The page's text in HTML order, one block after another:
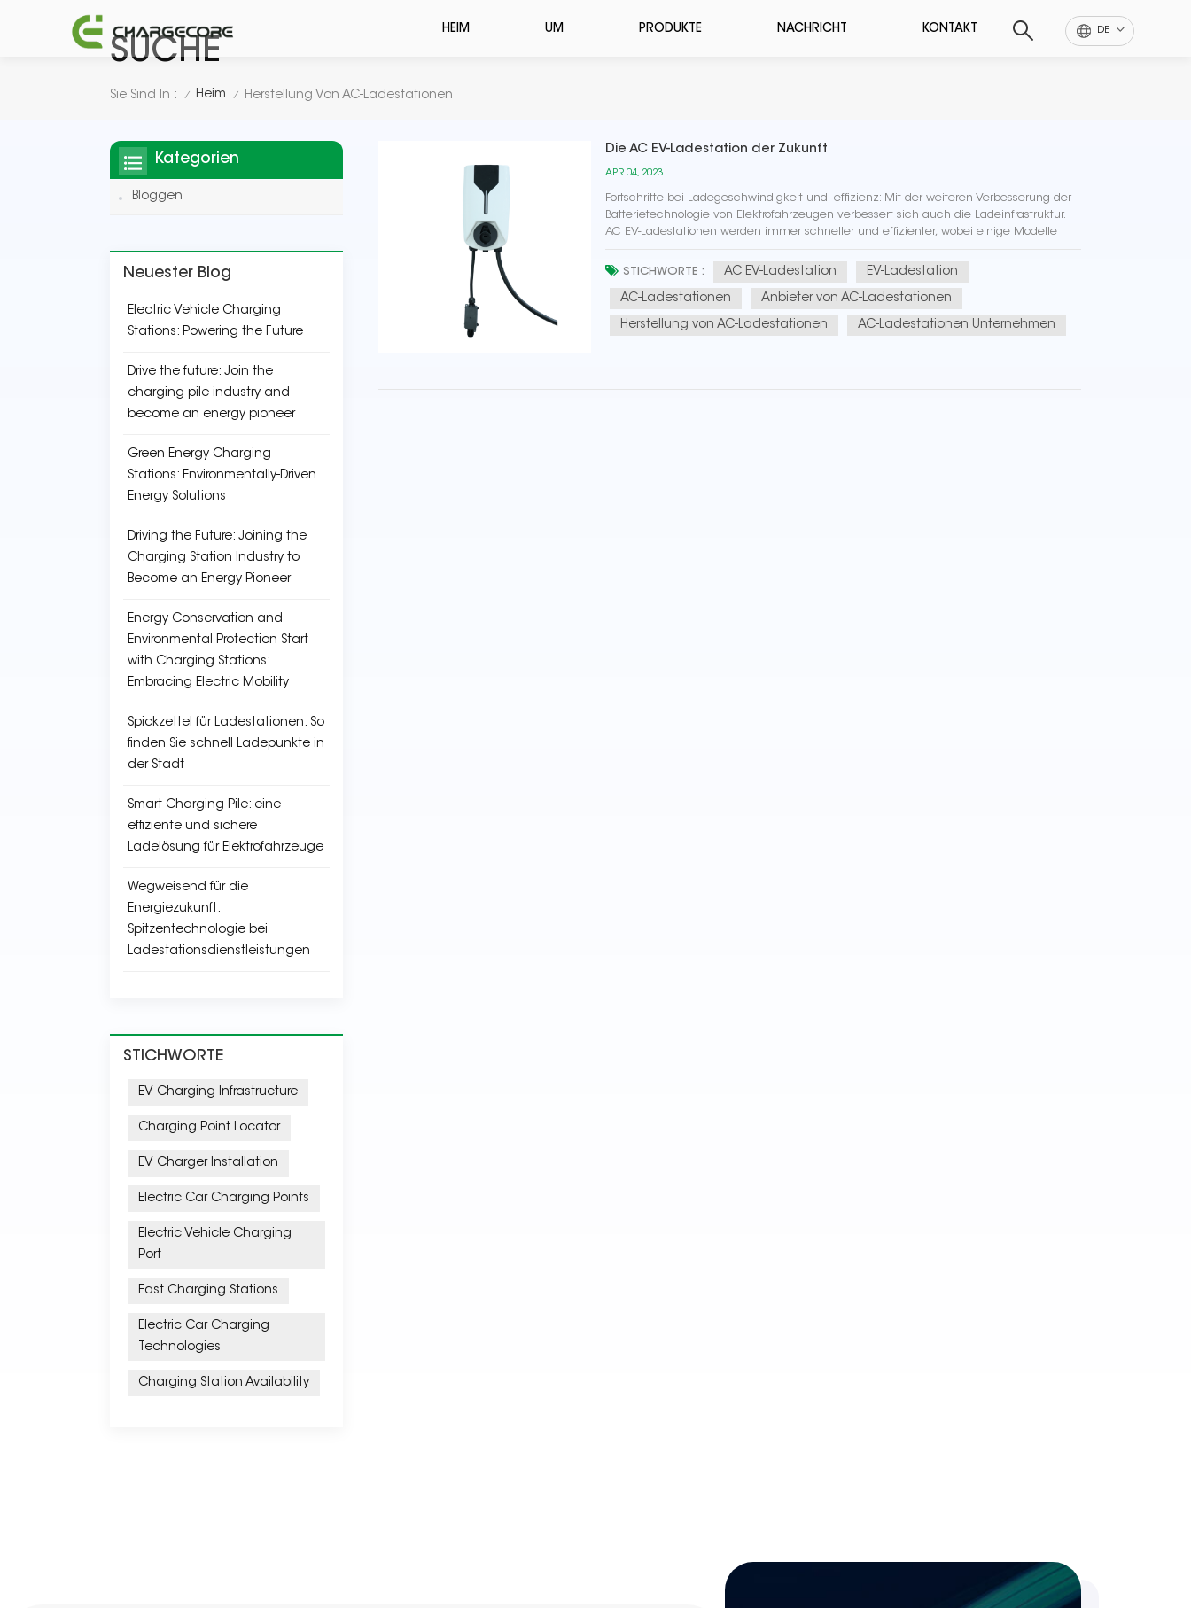
DE
HEIM UM PRODUKTE NACHRICHT KONTAKT
SUCHE
Sie Sind In : / Heim / Herstellung Von AC-Ladestationen
Die AC EV-Ladestation der Zukunft
APR 04, 2023
Fortschritte bei Ladegeschwindigkeit und -effizienz: Mit der weiteren Verbesserung der
Batterietechnologie von Elektrofahrzeugen verbessert sich auch die Ladeinfrastruktur.
AC EV-Ladestationen werden immer schneller und effizienter, wobei einige Modelle
eine Leistung von bis zu 43 kW liefern können...
STICHWORTE : AC EV-Ladestation EV-Ladestation
AC-Ladestationen Anbieter von AC-Ladestationen
Herstellung von AC-Ladestationen AC-Ladestationen Unternehmen
Kategorien
Bloggen
Neuester Blog
Electric Vehicle Charging
Stations: Powering the Future
Drive the future: Join the
charging pile industry and
become an energy pioneer
Green Energy Charging
Stations: Environmentally-Driven
Energy Solutions
Driving the Future: Joining the
Charging Station Industry to
Become an Energy Pioneer
Energy Conservation and
Environmental Protection Start
with Charging Stations:
Embracing Electric Mobility
Spickzettel für Ladestationen: So
finden Sie schnell Ladepunkte in
der Stadt
Smart Charging Pile: eine
effiziente und sichere
Ladelösung für Elektrofahrzeuge
Wegweisend für die
Energiezukunft:
Spitzentechnologie bei
Ladestationsdienstleistungen
STICHWORTE
EV Charging Infrastructure
Charging Point Locator
EV Charger Installation
Electric Car Charging Points
Electric Vehicle Charging
Port
Fast Charging Stations
Electric Car Charging
Technologies
Charging Station Availability